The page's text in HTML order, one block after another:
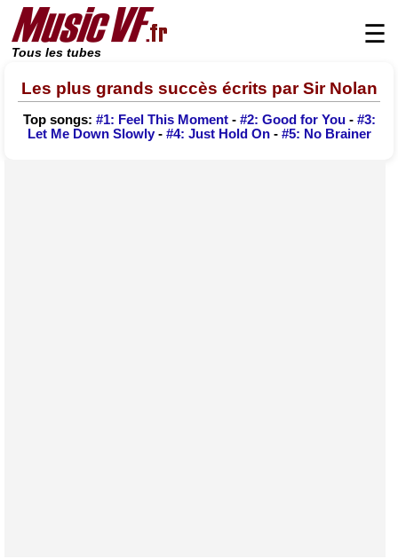
Tous les tubes
☰
Les plus grands succès écrits par Sir Nolan
Top songs: #1: Feel This Moment- #2: Good for You- #3:
Let Me Down Slowly- #4: Just Hold On- #5: No Brainer